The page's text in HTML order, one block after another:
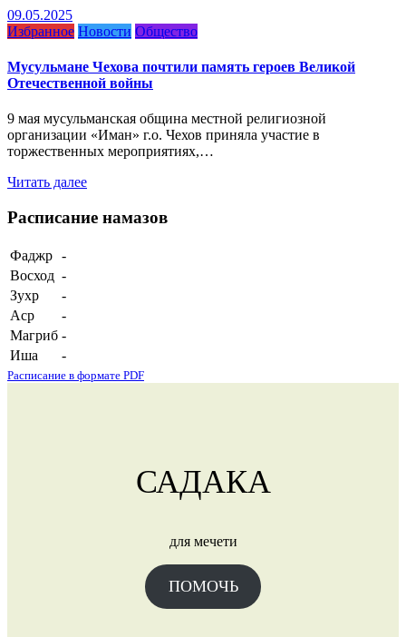
09.05.2025
Избранное Новости Общество
Мусульмане Чехова почтили память героев Великой
Отечественной войны
9 мая мусульманская община местной религиозной
организации «Иман» г.о. Чехов приняла участие в
торжественных мероприятиях,…
Читать далее
Расписание намазов
Фаджр -
Восход -
Зухр
-
Аср
-
Магриб -
Иша
-
Расписание в формате PDF
САДАКА
для мечети
ПОМОЧЬ